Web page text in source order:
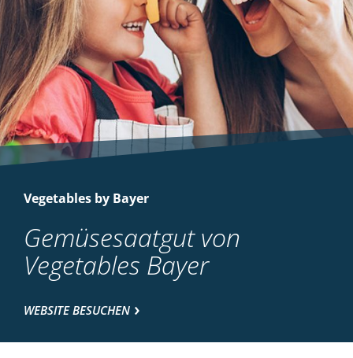
Vegetables by Bayer
Gemüsesaatgut von
Vegetables Bayer
WEBSITE BESUCHEN